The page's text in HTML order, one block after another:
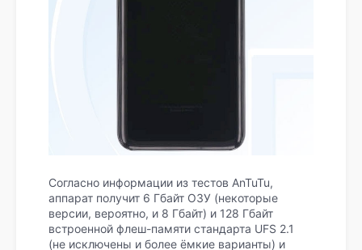
Согласно информации из тестов AnTuTu,
аппарат получит 6 Гбайт ОЗУ (некоторые
версии, вероятно, и 8 Гбайт) и 128 Гбайт
встроенной флеш-памяти стандарта UFS 2.1
(не исключены и более ёмкие варианты) и